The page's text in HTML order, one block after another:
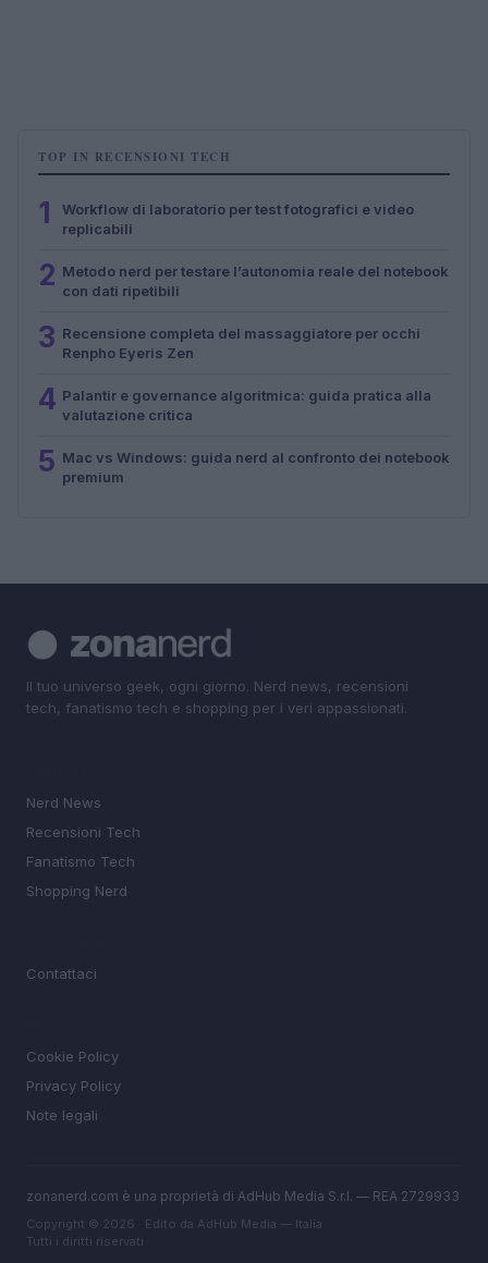
TOP IN RECENSIONI TECH
1
Workflow di laboratorio per test fotografici e video
replicabili
2 Metodo nerd per testare l’autonomia reale del notebook
con dati ripetibili
3 Recensione completa del massaggiatore per occhi
Renpho Eyeris Zen
4 Palantir e governance algoritmica: guida pratica alla
valutazione critica
5 Mac vs Windows: guida nerd al confronto dei notebook
premium
Il tuo universo geek, ogni giorno. Nerd news, recensioni
tech, fanatismo tech e shopping per i veri appassionati.
Nerd News
Recensioni Tech
Fanatismo Tech
Shopping Nerd
Contattaci
Cookie Policy
Privacy Policy
Note legali
zonanerd.com è una proprietà di AdHub Media S.r.l. — REA 2729933
Copyright © 2026 · Edito da AdHub Media — Italia
Tutti i diritti riservati